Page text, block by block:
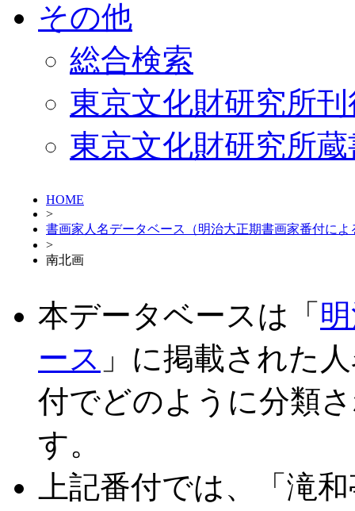
その他
総合検索
東京文化財研究所
東京文化財研究所
HOME
>
書画家人名データベース（明治大正期書画家番付によ
>
南北画
本データベースは「
ース 」に掲載された
付でどのように分類
す。
上記番付では、「滝